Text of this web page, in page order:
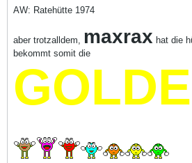
AW: Ratehütte 1974
aber trotzalldem, maxrax hat die
bekommt somit die